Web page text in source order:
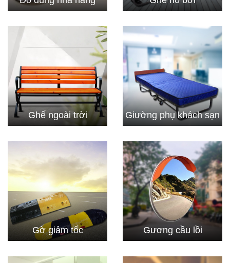
Ghế ngoài trời Giường phụ khách sạn
Gờ giảm tốc Gương cầu lồi